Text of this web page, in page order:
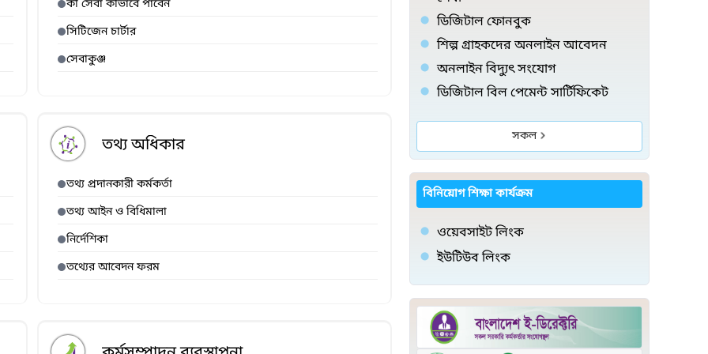
কী সেবা কীভাবে পাবেন
সিটিজেন চার্টার
সেবাকুঞ্জ
তথ্য অধিকার
তথ্য প্রদানকারী কর্মকর্তা
তথ্য আইন ও বিধিমালা
নির্দেশিকা
তথ্যের আবেদন ফরম
ডিজিটাল ফোনবুক
শিল্প গ্রাহকদের অনলাইন আবেদন
অনলাইন বিদ্যুৎ সংযোগ
ডিজিটাল বিল পেমেন্ট সার্টিফিকেট
সকল
বিনিয়োগ শিক্ষা কার্যক্রম
ওয়েবসাইট লিংক
ইউটিউব লিংক